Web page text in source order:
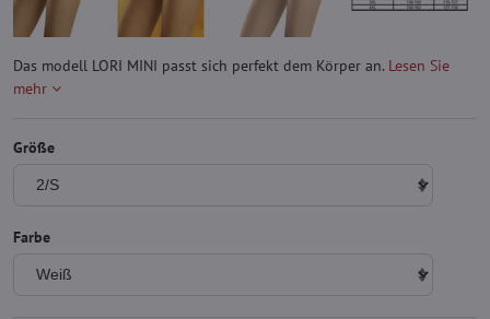
Das modell LORI MINI passt sich perfekt dem Körper an. Lesen Sie
mehr
Größe
Farbe